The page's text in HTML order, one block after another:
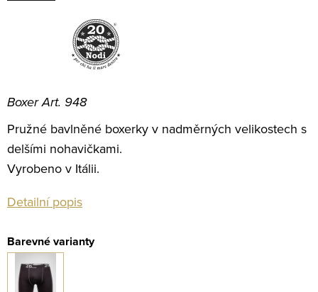
Boxer Art. 948
Pružné bavlněné boxerky v nadměrných velikostech s
delšími nohavičkami.
Vyrobeno v Itálii.
Detailní popis